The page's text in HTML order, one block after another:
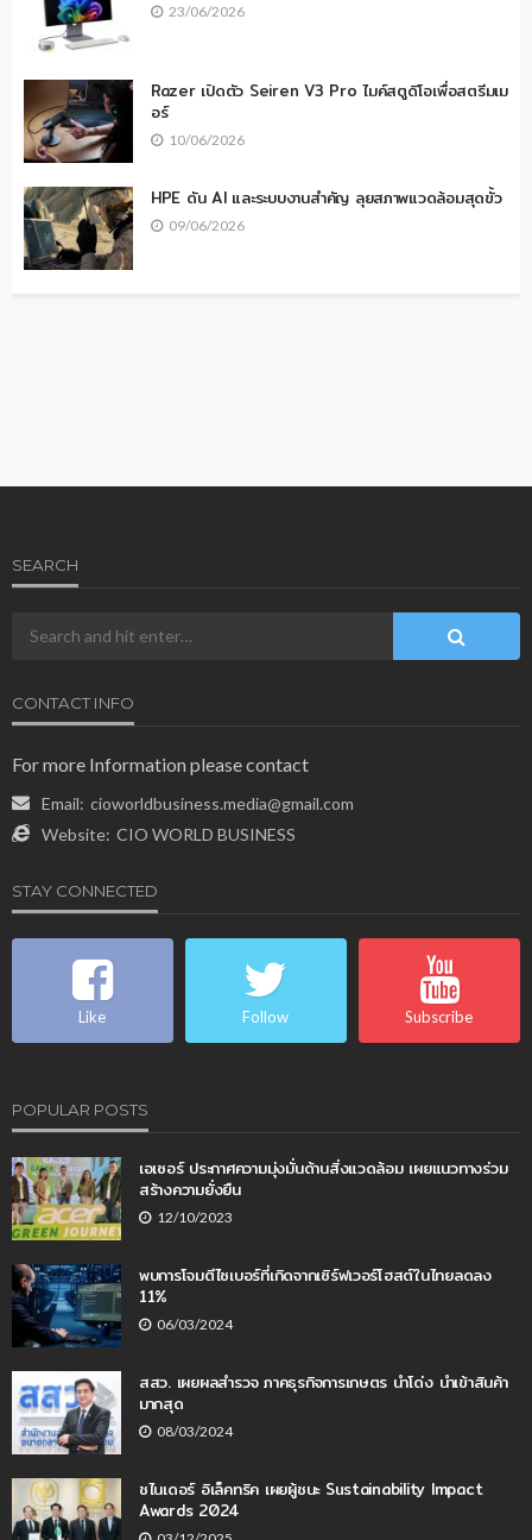
23/06/2026
Razer เปิดตัว Seiren V3 Pro ไมค์สตูดิโอเพื่อสตรีมเม
อร์
10/06/2026
HPE ดัน AI และระบบงานสำคัญ ลุยสภาพแวดล้อมสุดขั้ว
09/06/2026
SEARCH
CONTACT INFO
For more Information please contact
Email: cioworldbusiness.media@gmail.com
Website: CIO WORLD BUSINESS
STAY CONNECTED
Like Follow Subscribe
POPULAR POSTS
เอเซอร์ ประกาศความมุ่งมั่นด้านสิ่งแวดล้อม เผยแนวทางร่วม
สร้างความยั่งยืน
12/10/2023
พบการโจมตีไซเบอร์ที่เกิดจากเซิร์ฟเวอร์โฮสต์ในไทยลดลง
11%
06/03/2024
สสว. เผยผลสำรวจ ภาคธุรกิจการเกษตร นำโด่ง นำเข้าสินค้า
มากสุด
08/03/2024
ชไนเดอร์ อิเล็คทริค เผยผู้ชนะ Sustainability Impact
Awards 2024